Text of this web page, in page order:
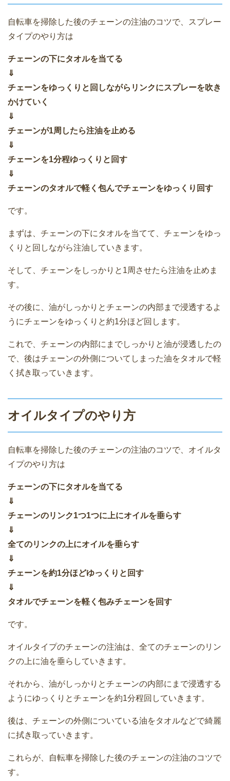
自転車を掃除した後のチェーンの注油のコツで、スプレー
タイプのやり方は
チェーンの下にタオルを当てる
⇓
チェーンをゆっくりと回しながらリンクにスプレーを吹き
かけていく
⇓
チェーンが1周したら注油を止める
⇓
チェーンを1分程ゆっくりと回す
⇓
チェーンのタオルで軽く包んでチェーンをゆっくり回す
です。
まずは、チェーンの下にタオルを当てて、チェーンをゆっ
くりと回しながら注油していきます。
そして、チェーンをしっかりと1周させたら注油を止めま
す。
その後に、油がしっかりとチェーンの内部まで浸透するよ
うにチェーンをゆっくりと約1分ほど回します。
これで、チェーンの内部にまでしっかりと油が浸透したの
で、後はチェーンの外側についてしまった油をタオルで軽
く拭き取っていきます。
オイルタイプのやり方
自転車を掃除した後のチェーンの注油のコツで、オイルタ
イプのやり方は
チェーンの下にタオルを当てる
⇓
チェーンのリンク1つ1つに上にオイルを垂らす
⇓
全てのリンクの上にオイルを垂らす
⇓
チェーンを約1分ほどゆっくりと回す
⇓
タオルでチェーンを軽く包みチェーンを回す
です。
オイルタイプのチェーンの注油は、全てのチェーンのリン
クの上に油を垂らしていきます。
それから、油がしっかりとチェーンの内部にまで浸透する
ようにゆっくりとチェーンを約1分程回していきます。
後は、チェーンの外側についている油をタオルなどで綺麗
に拭き取っていきます。
これらが、自転車を掃除した後のチェーンの注油のコツで
す。